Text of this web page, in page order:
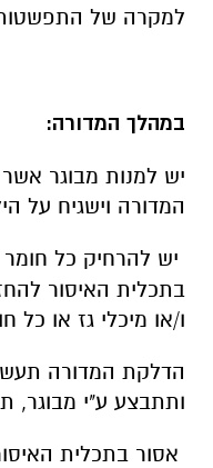
למקרה של
במהלך המדורה:
יש למנות מבוגר
המדורה וישגיח על
יש להרחיק כל
בתכלית האיסור
ו/או מיכלי גז או כל
הדלקת המדורה
ותתבצע ע"י מבוגר,
אסור בתכלית